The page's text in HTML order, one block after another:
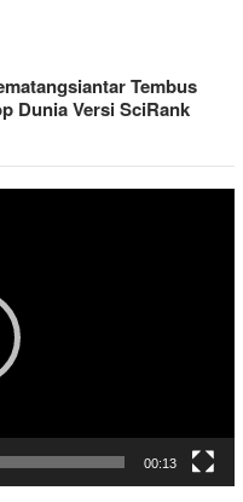
Tembus
Dunia Versi SciRank
00:13